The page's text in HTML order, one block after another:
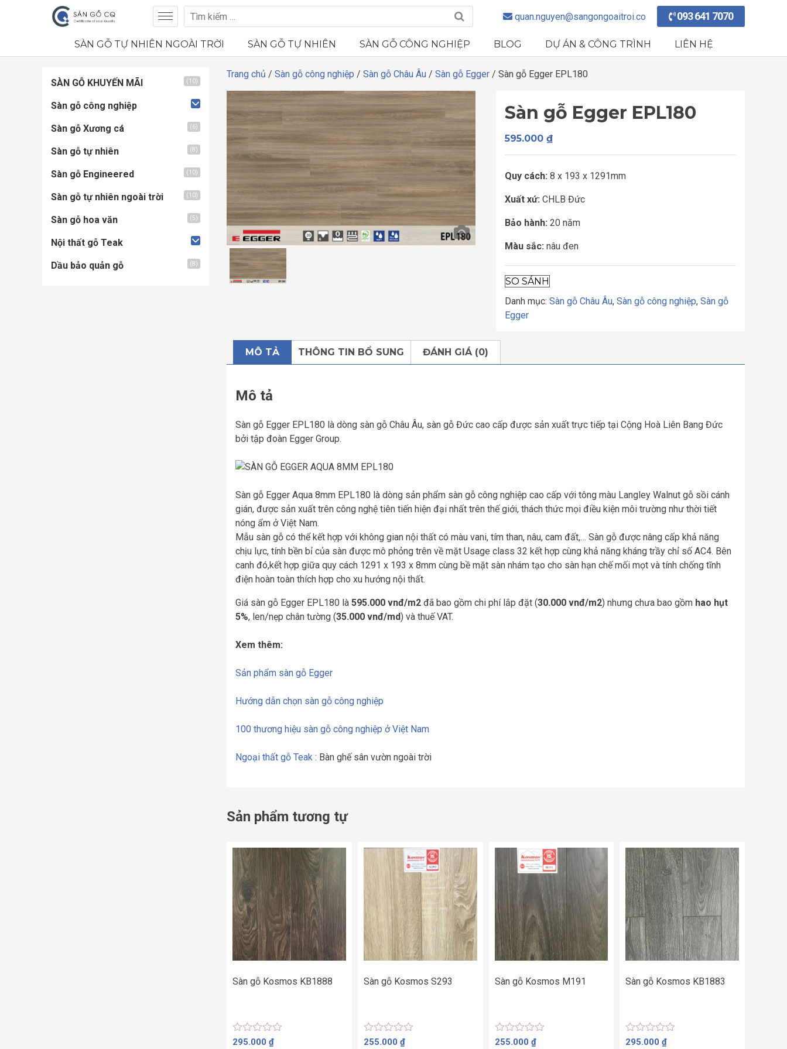
quan.nguyen@sangongoaitroi.co 093 641 7070
SÀN GỖ TỰ NHIÊN NGOÀI TRỜI SÀN GỖ TỰ NHIÊN SÀN GỖ CÔNG NGHIỆP BLOG DỰ ÁN & CÔNG TRÌNH LIÊN HỆ
Trang chủ / Sàn gỗ công nghiệp / Sàn gỗ Châu Âu / Sàn gỗ Egger / Sàn gỗ Egger EPL180
Sàn gỗ Egger EPL180
595.000₫
Quy cách: 8 x 193 x 1291mm
Xuất xứ: CHLB Đức
Bảo hành: 20 năm
Màu sắc: nâu đen
SO SÁNH
Danh mục:Sàn gỗ Châu Âu,Sàn gỗ công nghiệp,Sàn gỗ
Egger
MÔ TẢ THÔNG TIN BỔ SUNG ĐÁNH GIÁ (0)
Mô tả
Sàn gỗ Egger EPL180 là dòng sàn gỗ Châu Âu, sàn gỗ Đức cao cấp được sản xuất trực tiếp tại Cộng Hoà Liên Bang Đức
bởi tập đoàn Egger Group.
Sàn gỗ Egger Aqua 8mm EPL180 là dòng sản phẩm sàn gỗ công nghiệp cao cấp với tông màu Langley Walnut gỗ sồi cánh
gián, được sản xuất trên công nghệ tiên tiến hiện đại nhất trên thế giới, thách thức mọi điều kiện môi trường như thời tiết
nóng ẩm ở Việt Nam.
Mẫu sàn gỗ có thể kết hợp với không gian nội thất có màu vani, tím than, nâu, cam đất,… Sàn gỗ được nâng cấp khả năng
chịu lực, tính bền bỉ của sàn được mô phỏng trên về mặt Usage class 32 kết hợp cùng khả năng kháng trầy chỉ số AC4. Bên
canh đó,kết hợp giữa quy cách 1291 x 193 x 8mm cùng bề mặt sàn nhám tạo cho sàn hạn chế mối mọt và tính chống tĩnh
điện hoàn toàn thích hợp cho xu hướng nội thất.
Giá sàn gỗ Egger EPL180 là 595.000 vnđ/m2 đã bao gồm chi phí lắp đặt (30.000 vnđ/m2) nhưng chưa bao gồm hao hụt
5%, len/nẹp chân tường (35.000 vnđ/md) và thuế VAT.
Xem thêm:
Sản phẩm sàn gỗ Egger
Hướng dẫn chọn sàn gỗ công nghiệp
100 thương hiệu sàn gỗ công nghiệp ở Việt Nam
Ngoại thất gỗ Teak : Bàn ghế sân vườn ngoài trời
Sản phẩm tương tự
Sàn gỗ Kosmos KB1888
Được
295.000 ₫
Sàn gỗ Kosmos S293
Được
255.000 ₫
Sàn gỗ Kosmos M191
Được
255.000 ₫
Sàn gỗ Kosmos KB1883
Được
295.000₫
SÀN GỖ KHUYẾN MÃI (10)
Sàn gỗ công nghiệp
Sàn gỗ Xương cá (6)
Sàn gỗ tự nhiên (8)
Sàn gỗ Engineered (10)
Sàn gỗ tự nhiên ngoài trời (10)
Sàn gỗ hoa văn (5)
Nội thất gỗ Teak
Dầu bảo quản gỗ (8)